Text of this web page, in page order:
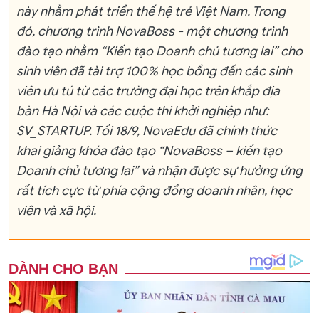
này nhằm phát triển thế hệ trẻ Việt Nam. Trong
đó, chương trình NovaBoss - một chương trình
đào tạo nhằm “Kiến tạo Doanh chủ tương lai” cho
sinh viên đã tài trợ 100% học bổng đến các sinh
viên ưu tú từ các trường đại học trên khắp địa
bàn Hà Nội và các cuộc thi khởi nghiệp như:
SV_STARTUP. Tối 18/9, NovaEdu đã chính thức
khai giảng khóa đào tạo “NovaBoss – kiến tạo
Doanh chủ tương lai” và nhận được sự hưởng ứng
rất tích cực từ phía cộng đồng doanh nhân, học
viên và xã hội.